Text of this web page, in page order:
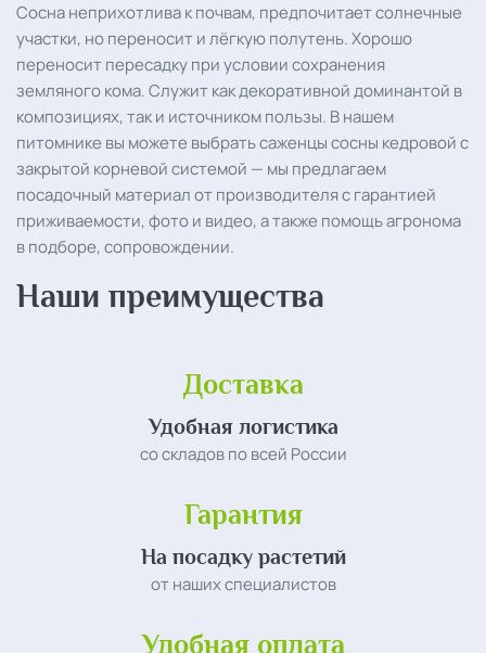
Сосна неприхотлива к почвам, предпочитает солнечные
участки, но переносит и лёгкую полутень. Хорошо
переносит пересадку при условии сохранения
земляного кома. Служит как декоративной доминантой в
композициях, так и источником пользы. В нашем
питомнике вы можете выбрать саженцы сосны кедровой с
закрытой корневой системой — мы предлагаем
посадочный материал от производителя с гарантией
приживаемости, фото и видео, а также помощь агронома
в подборе, сопровождении.
Наши преимущества
Доставка
Удобная логистика
со складов по всей России
Гарантия
На посадку растетий
от наших специалистов
Удобная оплата